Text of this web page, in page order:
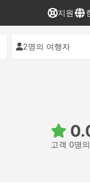
지원
2명의 여행자
고객 0명